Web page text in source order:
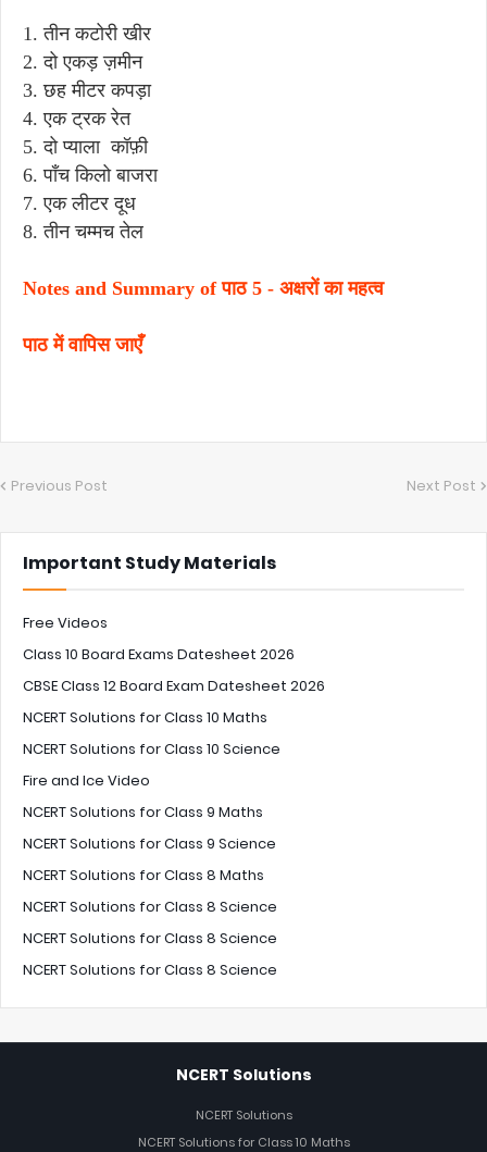
1. तीन कटोरी खीर
2. दो एकड़ ज़मीन
3. छह मीटर कपड़ा
4. एक ट्रक रेत
5. दो प्याला कॉफ़ी
6. पाँच किलो बाजरा
7. एक लीटर दूध
8. तीन चम्मच तेल
Notes and Summary of पाठ 5 - अक्षरों का महत्व
पाठ में वापिस जाएँ
Previous Post Next Post
Important Study Materials
Free Videos
Class 10 Board Exams Datesheet 2026
CBSE Class 12 Board Exam Datesheet 2026
NCERT Solutions for Class 10 Maths
NCERT Solutions for Class 10 Science
Fire and Ice Video
NCERT Solutions for Class 9 Maths
NCERT Solutions for Class 9 Science
NCERT Solutions for Class 8 Maths
NCERT Solutions for Class 8 Science
NCERT Solutions for Class 8 Science
NCERT Solutions for Class 8 Science
NCERT Solutions
NCERT Solutions
NCERT Solutions for Class 10 Maths